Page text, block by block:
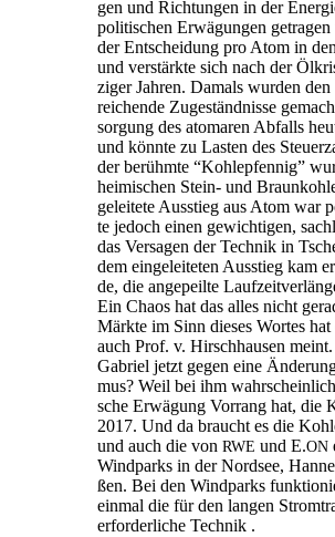
gen und Rich­tun­gen in der
poli­ti­schen Erwä­gun­gen
der Ent­schei­dung pro Atom in
und ver­stärk­te sich nach der
zi­ger Jah­ren. Damals wur­den
rei­chen­de Zuge­ständ­nis­se
sor­gung des ato­ma­ren Abfalls
und könn­te zu Las­ten des
der berühm­te “Koh­le­pfen­nig”
hei­mi­schen Stein- und
ge­lei­te­te Aus­stieg aus Atom war
te jedoch einen gewich­ti­gen,
das Ver­sa­gen der Tech­nik in
dem ein­ge­lei­te­ten Aus­stieg kam
de, die ange­peil­te
Ein Cha­os hat das alles nicht
Märk­te im Sinn die­ses Wor­tes
auch Prof. v. Hirsch­hau­sen
Gabri­el jetzt gegen eine
mus? Weil bei ihm
sche Erwä­gung Vor­rang hat, die
2017. Und da braucht es die
und auch die von RWE und E.ON
Wind­parks in der Nord­see,
ßen. Bei den Wind­parks
ein­mal die für den lan­gen
erfor­der­li­che Technik .